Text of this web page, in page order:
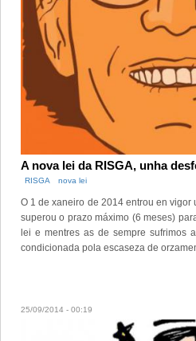
A nova lei da RISGA, unha
RISGA nova lei
O 1 de xaneiro de 2014 entrou en vigor
superou o prazo máximo (6 meses)
lei e mentres as de sempre sufrimos
condicionada pola escaseza de
25/09/2014 - 00:19